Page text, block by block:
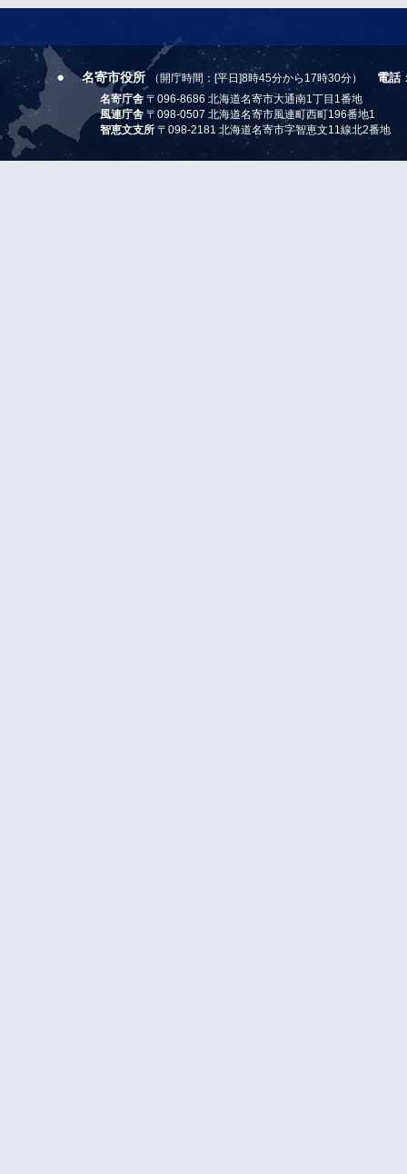
名寄市役所 （開庁時間：[平日]8時45分から17時30分） 電話
名寄庁舎 〒096-8686 北海道名寄市大通南1丁目1番地
風連庁舎 〒098-0507 北海道名寄市風連町西町196番地1
智恵文支所 〒098-2181 北海道名寄市字智恵文11線北2番地